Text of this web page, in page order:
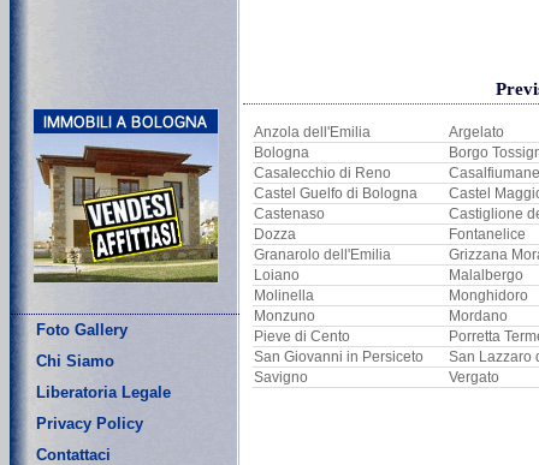
Foto Gallery
Chi Siamo
Liberatoria Legale
Privacy Policy
Contattaci
Anzola dell'Emilia
Argelato
Bologna
Borgo
Casalecchio di Reno
Castel Guelfo di Bologna
Castel
Castenaso
Castiglione
Dozza
Fontanelice
Granarolo dell'Emilia
Grizzana
Loiano
Malalbergo
Molinella
Monghidoro
Monzuno
Mordano
Pieve di Cento
Porretta
San Giovanni in Persiceto
San Lazzaro
Savigno
Vergato